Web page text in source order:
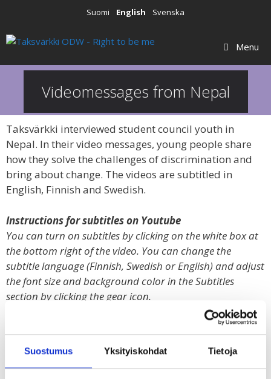
Suostumus Yksityiskohdat Tietoja
Suomi English Svenska
Menu
Videomessages from Nepal
Taksvärkki interviewed student council youth in
Nepal. In their video messages, young people share
how they solve the challenges of discrimination and
bring about change. The videos are subtitled in
English, Finnish and Swedish.
Instructions for subtitles on Youtube
You can turn on subtitles by clicking on the white box at
the bottom right of the video. You can change the
subtitle language (Finnish, Swedish or English) and adjust
the font size and background color in the Subtitles
section by clicking the gear icon.
P
r
N
e